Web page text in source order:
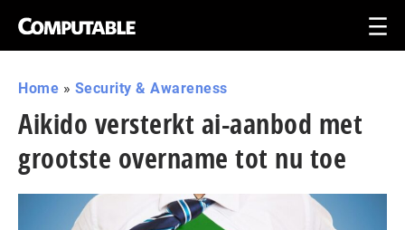
Home » Security & Awareness
Aikido versterkt ai-aanbod met
grootste overname tot nu toe